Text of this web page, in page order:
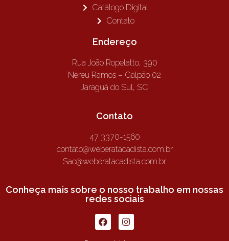
Catálogo Digital
Contato
Endereço
Rua João Ropelatto, 390
Nereu Ramos – Galpão 02
Jaraguá do Sul, SC
Contato
47 3370-1560
contato@weberatacadista.com.br
Sac@weberatacadista.com.br
Conheça mais sobre o nosso trabalho em nossas
redes sociais